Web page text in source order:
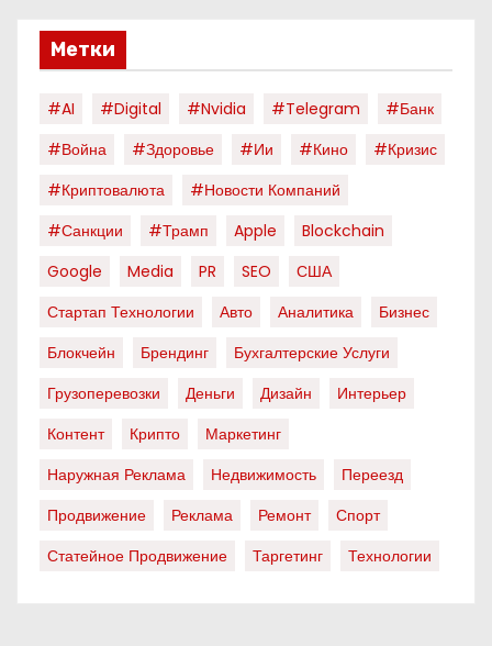
Метки
#AI #digital #nvidia #telegram
#банк
#война
#здоровье #ии #кино
#кризис
#криптовалюта
#новости Компаний
#санкции
#трамп Apple
Blockchain
Google
Media PR SEO
США
Стартап Технологии
Авто Аналитика
Бизнес
Блокчейн
Брендинг
Бухгалтерские Услуги
Грузоперевозки
Деньги Дизайн
Интерьер
Контент
Крипто
Маркетинг
Наружная Реклама
Недвижимость
Переезд
Продвижение
Реклама Ремонт
Спорт
Статейное Продвижение
Таргетинг Технологии